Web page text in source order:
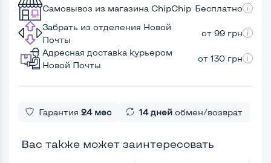
Самовывоз из магазина ChipChip Бесплатно
Забрать из отделения Новой
Почты
от 99 грн
Адресная доставка курьером
Новой Почты
от 130 грн
Гарантия 24 мес 14 дней обмен/возврат
Вас также может заинтересовать